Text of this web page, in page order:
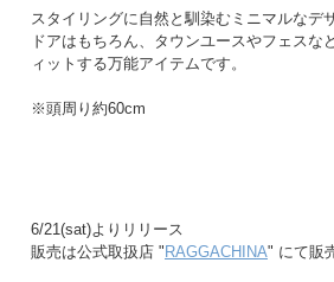
スタイリングに自然と馴染むミニマルなデ
ドアはもちろん、タウンユースやフェスな
ィットする万能アイテムです。
※頭周り約60cm
6/21(sat)よりリリース
販売は公式取扱店 " RAGGACHINA" にて販